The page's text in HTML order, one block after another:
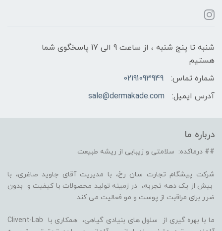
شنبه تا پنج شنبه ، از ساعت 9 الی 17 پاسخگوی شما
هستیم
شماره تماس:
02191093949
آدرس ایمیل:
sale@dermakade.com
درباره ما
## درماکده: سلامتی و زیبایی از ریشه طبیعت
شرکت پیشگام تجارت سان رخ، با مدیریت آقای جاوید صاغری، با
بیش از یک دهه تجربه، در زمینه تولید محصولات با کیفیت و بدون
ضرر برای مراقبت از پوست و مو فعالیت می کند.
ما با بهره گیری از سلول های بنیادی گیاهی، همکاری با Clivent-Lab